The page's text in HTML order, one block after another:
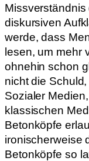
Missverständnis
diskursiven
werde, dass
lesen, um mehr
ohnehin schon
nicht die
Sozialer
klassischen
Betonköpfe
ironischerweise
Betonköpfe so